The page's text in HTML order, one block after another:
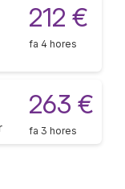
212 €
fa 4 hores
263 €
fa 3 hores